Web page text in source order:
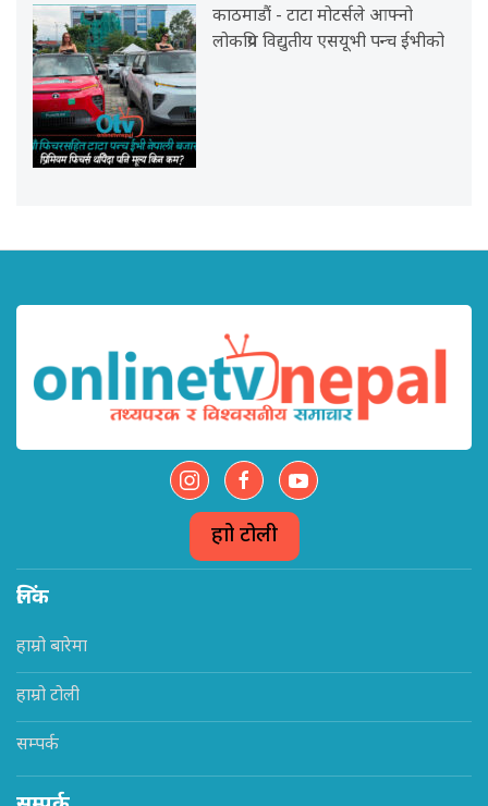
काठमाडौं - टाटा मोटर्सले आफ्नो
लोकप्रिय विद्युतीय एसयूभी पन्च ईभीको
हाम्रो टोली
लिंक
हाम्रो बारेमा
हाम्रो टोली
सम्पर्क